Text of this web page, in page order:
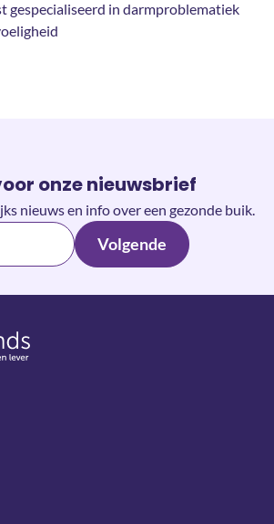
gespecialiseerd in darmproblematiek
onze nieuwsbrief
nieuws en info over een gezonde buik.
Volgende